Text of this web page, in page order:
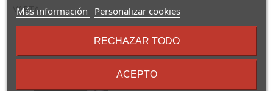
VARTA
Más información
sobre
términos
condiciones
Personalizar cookies
RECHAZAR TODO
ACEPTO